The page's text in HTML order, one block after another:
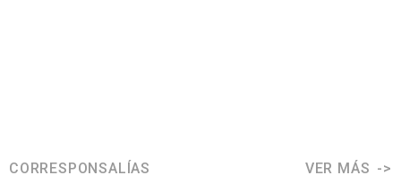
CORRESPONSALÍAS VER MÁS